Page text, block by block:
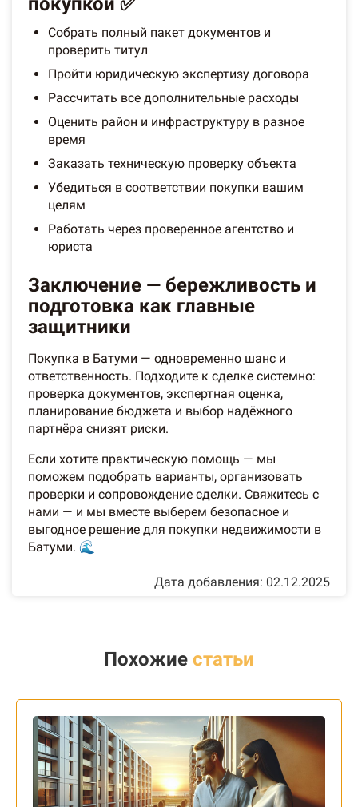
Собрать полный пакет документов и
проверить титул
Пройти юридическую экспертизу договора
Рассчитать все дополнительные расходы
Оценить район и инфраструктуру в разное
время
Заказать техническую проверку объекта
Убедиться в соответствии покупки вашим
целям
Работать через проверенное агентство и
юриста
Заключение — бережливость и
подготовка как главные
защитники
Покупка в Батуми — одновременно шанс и
ответственность. Подходите к сделке системно:
проверка документов, экспертная оценка,
планирование бюджета и выбор надёжного
партнёра снизят риски.
Если хотите практическую помощь — мы
поможем подобрать варианты, организовать
проверки и сопровождение сделки. Свяжитесь с
нами — и мы вместе выберем безопасное и
выгодное решение для покупки недвижимости в
Батуми. 🌊
Дата добавления: 02.12.2025
Похожие статьи